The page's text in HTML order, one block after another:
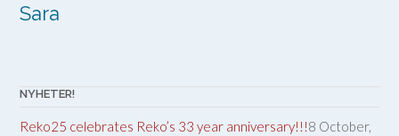
Sara
NYHETER!
Reko25 celebrates Reko’s 33 year anniversary!!!8 October,